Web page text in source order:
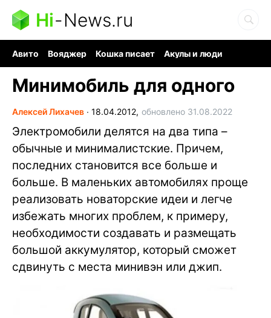
Hi-News.ru
Авито Вояджер Кошка писает
Акулы и люди
Минимобиль для одного
Алексей Лихачев ∙ 18.04.2012, обновлено 31.08.2022
Электромобили делятся на два типа –
обычные и минималистские. Причем,
последних становится все больше и
больше. В маленьких автомобилях проще
реализовать новаторские идеи и легче
избежать многих проблем, к примеру,
необходимости создавать и размещать
большой аккумулятор, который сможет
сдвинуть с места минивэн или джип.